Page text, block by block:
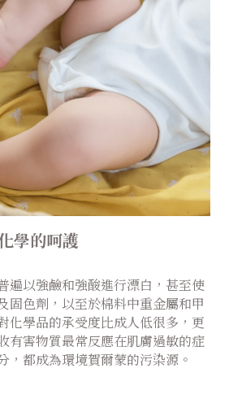
學的呵護
遍以強鹼和強酸進行漂白，甚至使
固色劑，以至於棉料中重金屬和甲
化學品的承受度比成人低很多，更
有害物質最常反應在肌膚過敏的症
，都成為環境賀爾蒙的污染源。